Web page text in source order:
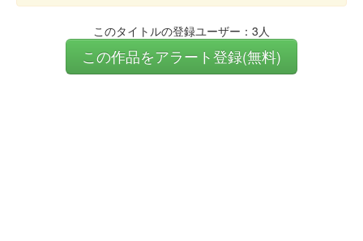
このタイトルの登録ユーザー：3人
この作品をアラート登録(無料)